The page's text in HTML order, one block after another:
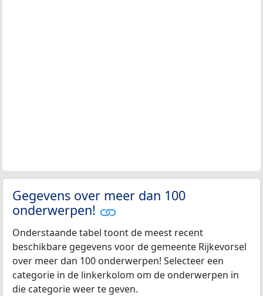
Gegevens over meer dan 100
onderwerpen!
Onderstaande tabel toont de meest recent
beschikbare gegevens voor de gemeente Rijkevorsel
over meer dan 100 onderwerpen! Selecteer een
categorie in de linkerkolom om de onderwerpen in
die categorie weer te geven.